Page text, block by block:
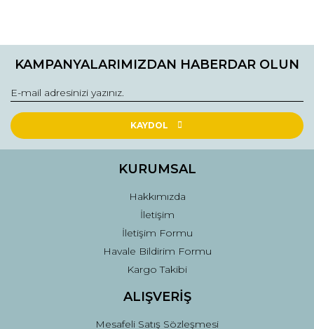
KAMPANYALARIMIZDAN HABERDAR OLUN
KAYDOL
KURUMSAL
Hakkımızda
İletişim
İletişim Formu
Havale Bildirim Formu
Kargo Takibi
ALIŞVERİŞ
Mesafeli Satış Sözleşmesi